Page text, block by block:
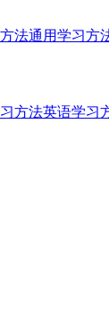
法通用学习方
方法英语学习